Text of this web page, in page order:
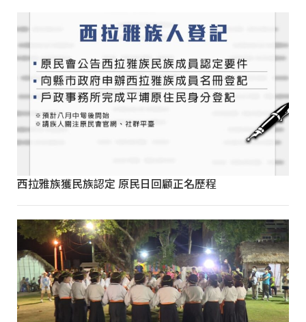
西拉雅族獲民族認定 原民日回顧正名歷程